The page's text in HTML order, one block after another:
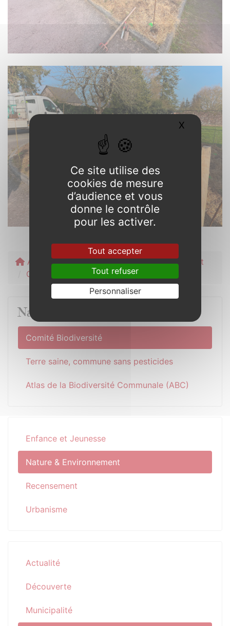
Accueil Pratique
Nature & Environnement
Comité Biodiversité
Nature & Environnement
Comité Biodiversité
Terre saine, commune sans pesticides
Atlas de la Biodiversité Communale (ABC)
Enfance et Jeunesse
Nature & Environnement
Recensement
Urbanisme
Actualité
Découverte
Municipalité
Ce site utilise des
cookies de mesure
d’audience et vous
donne le contrôle
pour les activer.
Tout accepter
Tout refuser
Personnaliser
X Masquer